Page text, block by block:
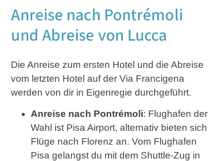
Anreise nach Pontrémoli
und Abreise von Lucca
Die Anreise zum ersten Hotel und die Abreise
vom letzten Hotel auf der Via Francigena
werden von dir in Eigenregie durchgeführt.
Anreise nach Pontrémoli: Flughafen der
Wahl ist Pisa Airport, alternativ bieten sich
Flüge nach Florenz an. Vom Flughafen
Pisa gelangst du mit dem Shuttle-Zug in